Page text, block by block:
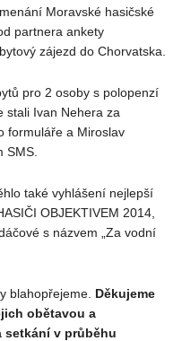
Moravské hasičské
partnera ankety
zájezd do Chorvatska.
pro 2 osoby s polopenzí
stali Ivan Nehera za
formuláře a Miroslav
SMS.
také vyhlášení nejlepší
OBJEKTIVEM 2014,
s názvem „Za vodní
blahopřejeme. Děkujeme
obětavou a
setkání v průběhu